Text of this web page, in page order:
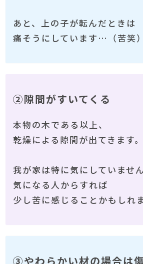
あと、上の子が転んだときは
痛そうにしています…（苦笑）
②隙間がすいてくる
本物の木である以上、
乾燥による隙間が出てきます。
我が家は特に気にしていませ
気になる人からすれば
少し苦に感じることかもしれ
③やわらかい材の場合は